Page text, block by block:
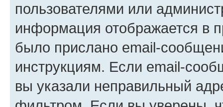
пользователями или
информация отображается в
было прислано email-
инструкциям. Если email-
вы указали неправильный